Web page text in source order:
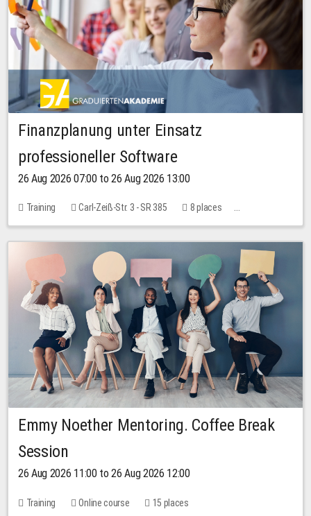
Finanzplanung unter Einsatz
professioneller Software
26 Aug 2026 07:00 to 26 Aug 2026 13:00
Training Carl-Zeiß-Str. 3 - SR 385
8 places
20.00 EUR
Emmy Noether Mentoring. Coffee Break
Session
26 Aug 2026 11:00 to 26 Aug 2026 12:00
Training Online course 15 places